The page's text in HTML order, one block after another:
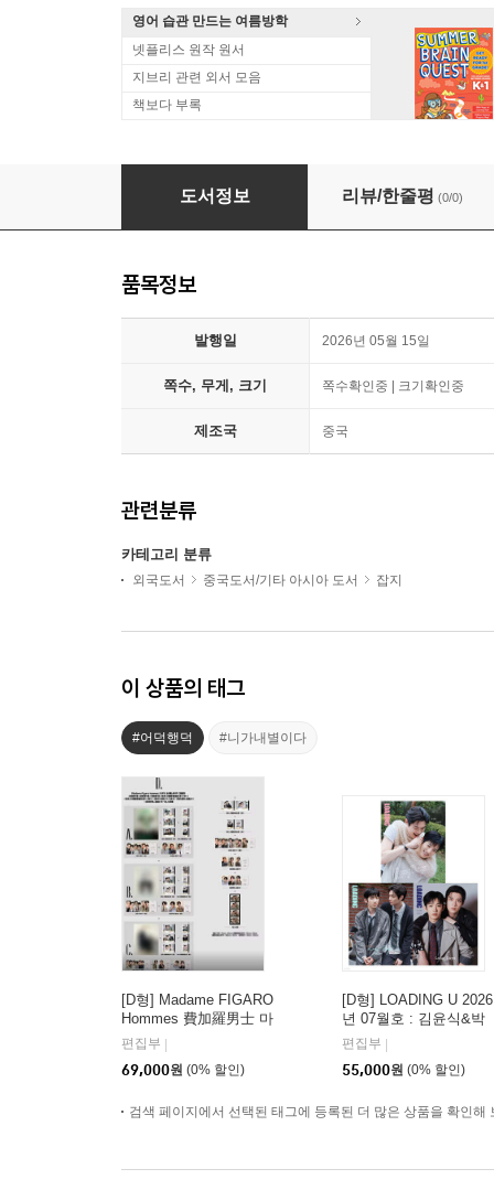
영어 습관 만드는 여름방학
넷플리스 원작 원서
지브리 관련 외서 모음
책보다 부록
[B형] WAVES漫潮 중국 2026년 05월호 : ITZY
도서정보 리뷰/한줄평 (0/0)
품목정보
발행일 2026년 05월 15일
쪽수, 무게, 크기 쪽수확인중 | 크기확인중
제조국 중국
관련분류
카테고리 분류
외국도서 중국도서/기타 아시아 도서 잡지
이 상품의 태그
#어덕행덕 #니가내별이다
[D형] Madame FIGARO
Hommes 費加羅男士 마
담 피가로 옴므 비가라
남사 중국 2026년 08월 :
김윤식&박시우 커버 (A
잡지+랜덤 카드 35장
편집부
69,000원 (0% 할인)
[D형] LOADING U 2026
년 07월호 : 김윤식&박
시우 커버 (A형 잡지+B
형 잡지+C형 잡지+카드
18장)
편집부
55,000원 (0% 할인)
검색 페이지에서 선택된 태그에 등록된 더 많은 상품을 확인해